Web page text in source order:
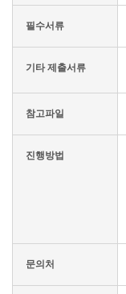
필수서류
기타 제출서류
참고파일
진행방법
문의처